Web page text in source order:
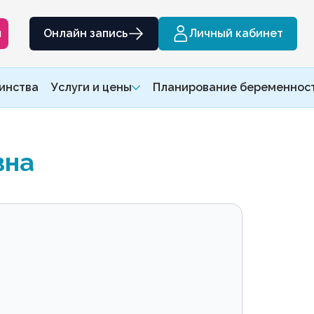
Онлайн запись Личный кабинет
Услуги и цены Планирование